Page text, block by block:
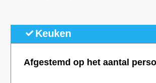
Keuken
Afgestemd op het aantal